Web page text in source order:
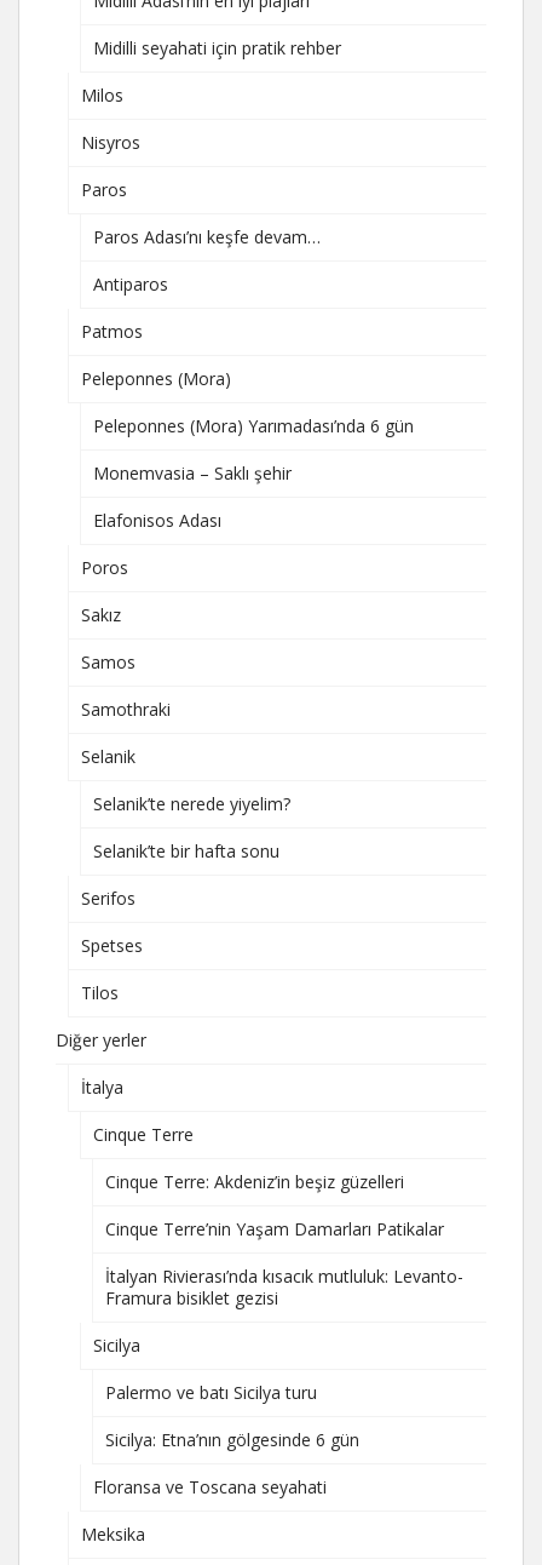
Midilli seyahati için pratik rehber
Milos
Nisyros
Paros
Paros Adası’nı keşfe devam…
Antiparos
Patmos
Peleponnes (Mora)
Peleponnes (Mora) Yarımadası’nda 6 gün
Monemvasia – Saklı şehir
Elafonisos Adası
Poros
Sakız
Samos
Samothraki
Selanik
Selanik’te nerede yiyelim?
Selanik’te bir hafta sonu
Serifos
Spetses
Tilos
Diğer yerler
İtalya
Cinque Terre
Cinque Terre: Akdeniz’in beşiz güzelleri
Cinque Terre’nin Yaşam Damarları Patikalar
İtalyan Rivierası’nda kısacık mutluluk: Levanto-
Framura bisiklet gezisi
Sicilya
Palermo ve batı Sicilya turu
Sicilya: Etna’nın gölgesinde 6 gün
Floransa ve Toscana seyahati
Meksika